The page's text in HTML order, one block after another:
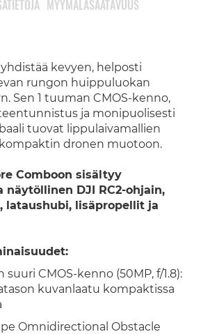
yhdistää kevyen, helposti
rungon huippuluokan
Sen 1 tuuman CMOS-kenno,
ja monipuolisesti
tuovat lippulaivamallien
dronen muotoon.
Comboon sisältyy
näytöllinen DJI RC2-ohjain,
lataushubi, lisäpropellit ja
suuri CMOS-kenno (50MP, f/1.8):
kuvanlaatu kompaktissa
Omnidirectional Obstacle
MYYMÄLÄSAATAVUUS